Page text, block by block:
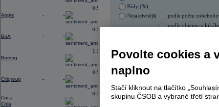
Apple - -
0,52
BoA - -
0,56
Boeing - -
1,28
Citigroup - -
0,56
Coca
Cola
- -
0,31
Pády (%)
Nejaktivnější
podle počtu
podle objemu v
PHILIP MORRIS ČR
AD index - vývoj
Povolte cookies a
naplno
Stačí kliknout na tlačítko
skupinu ČSOB a vybrané třetí